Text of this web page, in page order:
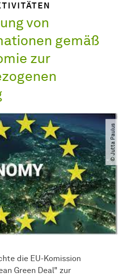
von
gemäß
zur
© Jutta Paulus
die EU-Komission
Green Deal" zur